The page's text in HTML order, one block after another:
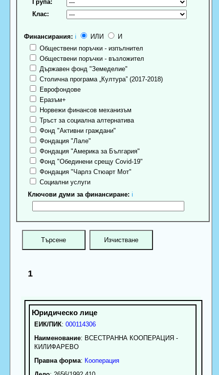
Група:
Клас:
Финансирания: ℹ ИЛИ
И
Обществени поръчки - изпълнител
Обществени поръчки - възложител
Държавен фонд "Земеделие"
Столична програма „Култура” (2017-2018)
Еврофондове
Еразъм+
Норвежи финансов механизъм
Тръст за социална алтернатива
Фонд "Активни граждани"
Фондация "Лале"
Фондация "Америка за България"
Фонд "Обединени срещу Covid-19"
Фондация "Чарлз Стюарт Мот"
Социални услуги
Ключови думи за финансиране: ℹ
1
ЕИК/ПИК: 000114306
Наименование: ВСЕСТРАННА КООПЕРАЦИЯ -
КИЛИФАРЕВО
Правна форма: Кооперация